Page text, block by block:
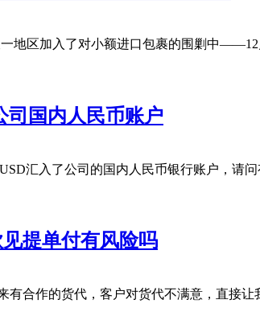
地区加入了对小额进口包裹的围剿中
司国内人民币账户
汇入了公司的国内人民币银行账户，请
提单付有风险吗
有合作的货代，客户对货代不满意，直接